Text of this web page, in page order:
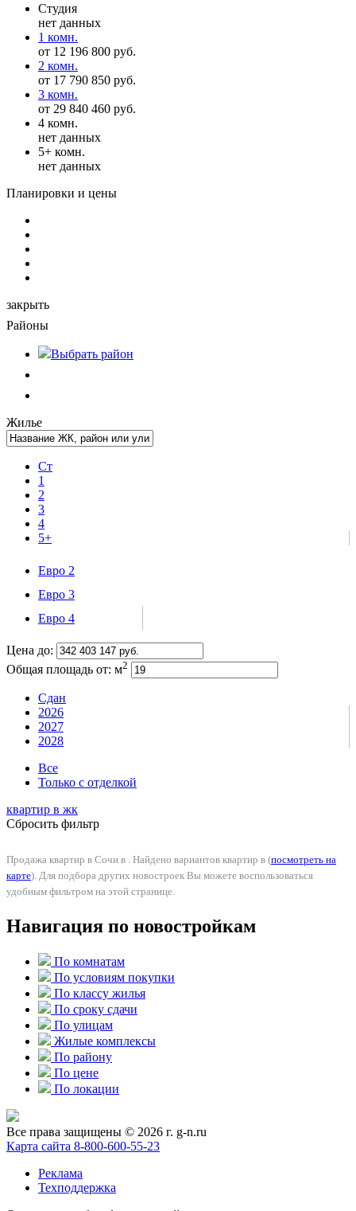
Студия
нет данных
1 комн.
от 12 196 800 руб.
2 комн.
от 17 790 850 руб.
3 комн.
от 29 840 460 руб.
4 комн.
нет данных
5+ комн.
нет данных
Планировки и цены
закрыть
Районы
Выбрать район
Жилье
Ст
1
2
3
4
5+
Евро 2
Евро 3
Евро 4
Цена до:
Общая площадь от: м2
Сдан
2026
2027
2028
Все
Только с отделкой
квартир в жк
Сбросить фильтр
Продажа квартир в Сочи в . Найдено вариантов квартир в (посмотреть на
карте). Для подбора других новостроек Вы можете воспользоваться
удобным фильтром на этой странице.
Навигация по новостройкам
По комнатам
По условиям покупки
По классу жилья
По сроку сдачи
По улицам
Жилые комплексы
По району
По цене
По локации
Все права защищены © 2026 г. g-n.ru
Карта сайта 8-800-600-55-23
Реклама
Техподдержка